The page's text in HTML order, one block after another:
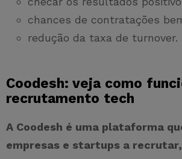
chances de contratações
redução da taxa de turnover.
Coodesh: veja como
recrutamento tech
A Coodesh é uma plataforma
empresas e startups a